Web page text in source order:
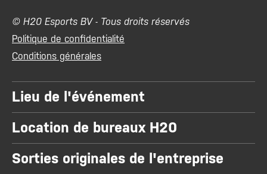
© H20 Esports BV - Tous droits réservés
Politique de confidentialité
Conditions générales
Lieu de l'événement
Location de bureaux H20
Sorties originales de l'entreprise